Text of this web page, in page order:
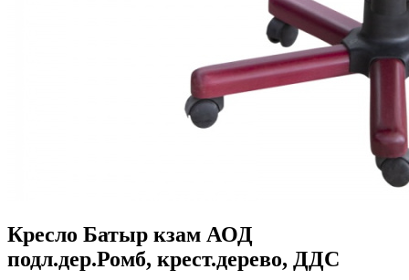
Кресло Батыр кзам АОД
подл.дер.Ромб, крест.дерево, ДДС